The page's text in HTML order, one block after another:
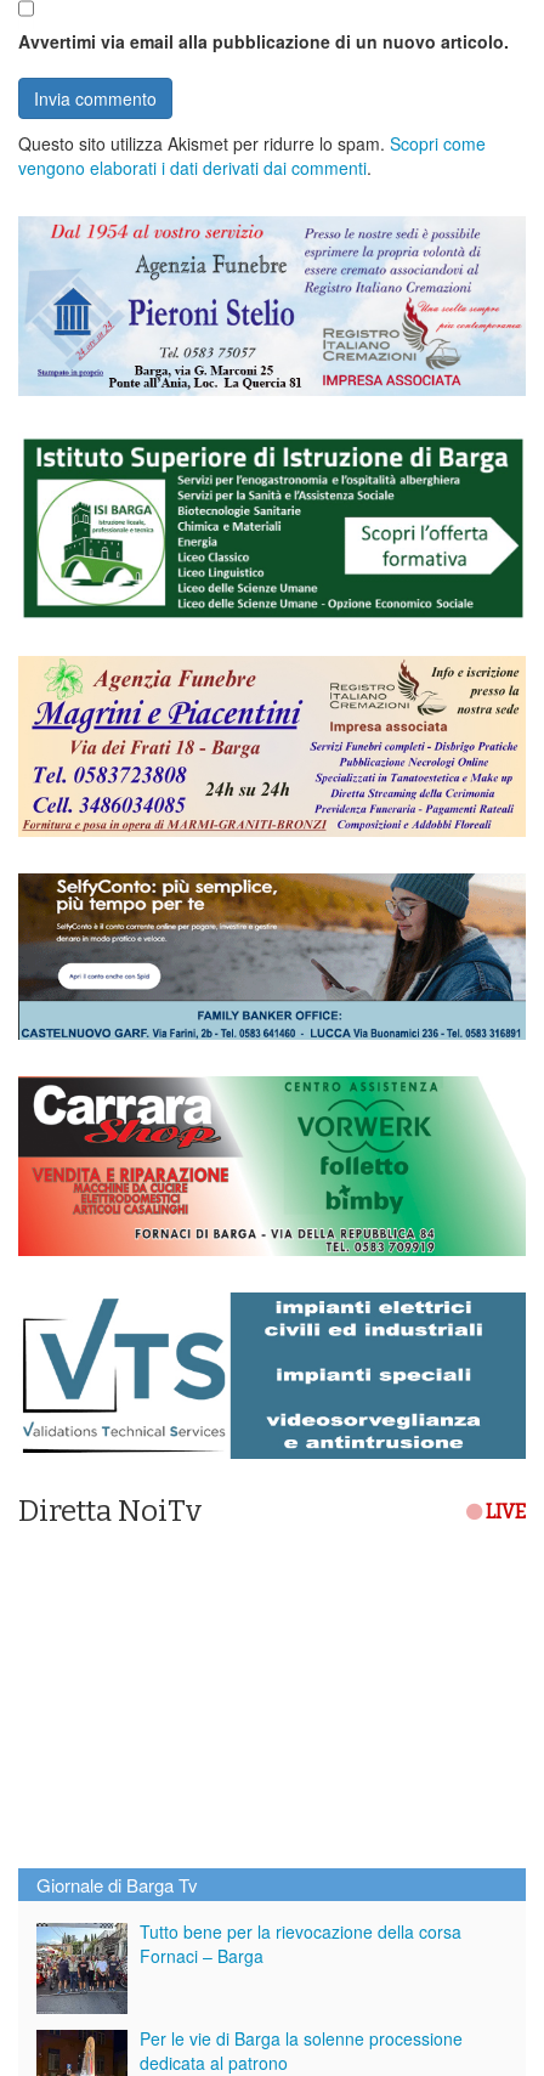
Avvertimi via email alla pubblicazione di un nuovo articolo.
Questo sito utilizza Akismet per ridurre lo spam. Scopri come
vengono elaborati i dati derivati dai commenti.
Diretta NoiTv LIVE
Giornale di Barga Tv
Tutto bene per la rievocazione della corsa
Fornaci – Barga
Per le vie di Barga la solenne processione
dedicata al patrono